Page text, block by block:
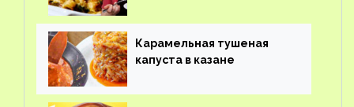
Карамельная тушеная
капуста в казане